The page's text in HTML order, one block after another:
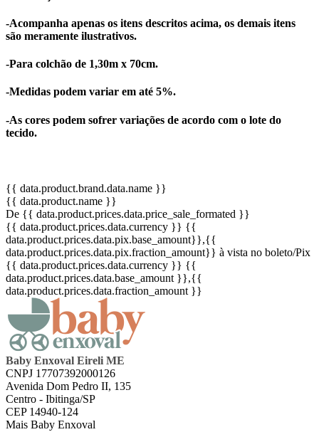
-Acompanha apenas os itens descritos acima, os demais itens
são meramente ilustrativos.
-Para colchão de 1,30m x 70cm.
-Medidas podem variar em até 5%.
-As cores podem sofrer variações de acordo com o lote do
tecido.
{{ data.product.brand.data.name }}
{{ data.product.name }}
De {{ data.product.prices.data.price_sale_formated }}
{{ data.product.prices.data.currency }} {{
data.product.prices.data.pix.base_amount}},{{
data.product.prices.data.pix.fraction_amount}} à vista no boleto/Pix
{{ data.product.prices.data.currency }} {{
data.product.prices.data.base_amount }},{{
data.product.prices.data.fraction_amount }}
Baby Enxoval Eireli ME
CNPJ 17707392000126
Avenida Dom Pedro II, 135
Centro - Ibitinga/SP
CEP 14940-124
Mais Baby Enxoval